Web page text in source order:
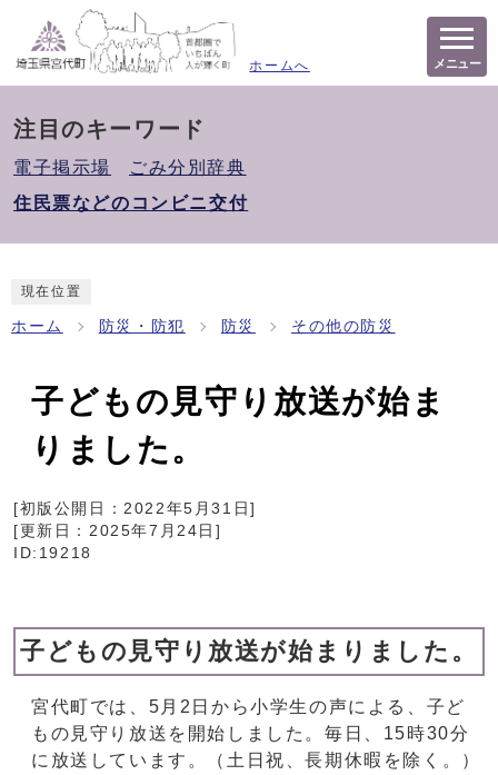
ホームへ メニュー
注目のキーワード
電子掲示場
ごみ分別辞典
住民票などのコンビニ交付
現在位置
ホーム 防災・防犯 防災 その他の防災
子どもの見守り放送が始ま
りました。
[初版公開日：2022年5月31日]
[更新日： 2025年7月24日 ]
ID:19218
子どもの見守り放送が始まりました。
宮代町では、5月2日から小学生の声による、子ど
もの見守り放送を開始しました。毎日、15時30分
に放送しています。（土日祝、長期休暇を除く。）